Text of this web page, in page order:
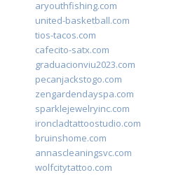
aryouthfishing.com
united-basketball.com
tios-tacos.com
cafecito-satx.com
graduacionviu2023.com
pecanjackstogo.com
zengardendayspa.com
sparklejewelryinc.com
ironcladtattoostudio.com
bruinshome.com
annascleaningsvc.com
wolfcitytattoo.com